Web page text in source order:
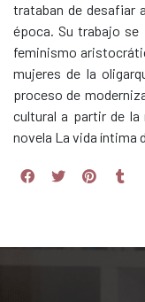
trataban de desafiar
época. Su trabajo se
feminismo
mujeres de la
proceso de
cultural a partir de la
novela La vida íntima